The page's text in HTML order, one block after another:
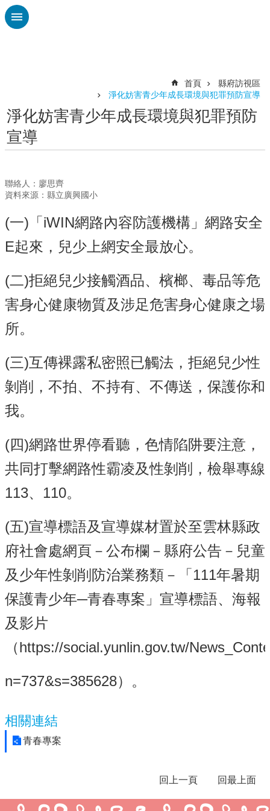
跳到主要內容區塊
認
識
廣
興
刊
專
園
動
政
室
程
專
區
校
E
化
學
校
相
網
學
校
相
關
法
定
府
區
English
總
首頁
縣府訪視區
淨化妨害青少年成長環境與犯罪預防宣導
淨化妨害青少年成長環境與犯罪預防
宣導
聯絡人：廖思齊
資料來源：縣立廣興國小
(一)「iWIN網路內容防護機構」網路安全
E起來，兒少上網安全最放心。
(二)拒絕兒少接觸酒品、檳榔、毒品等危
害身心健康物質及涉足危害身心健康之場
所。
(三)互傳裸露私密照已觸法，拒絕兒少性
剝削，不拍、不持有、不傳送，保護你和
我。
(四)網路世界停看聽，色情陷阱要注意，
共同打擊網路性霸凌及性剝削，檢舉專線
113、110。
(五)宣導標語及宣導媒材置於至雲林縣政
府社會處網頁－公布欄－縣府公告－兒童
及少年性剝削防治業務類－「111年暑期
保護青少年─青春專案」宣導標語、海報
及影片
（https://social.yunlin.gov.tw/
n=737&s=385628）。
相關連結
青春專案
回上一頁 回最上面